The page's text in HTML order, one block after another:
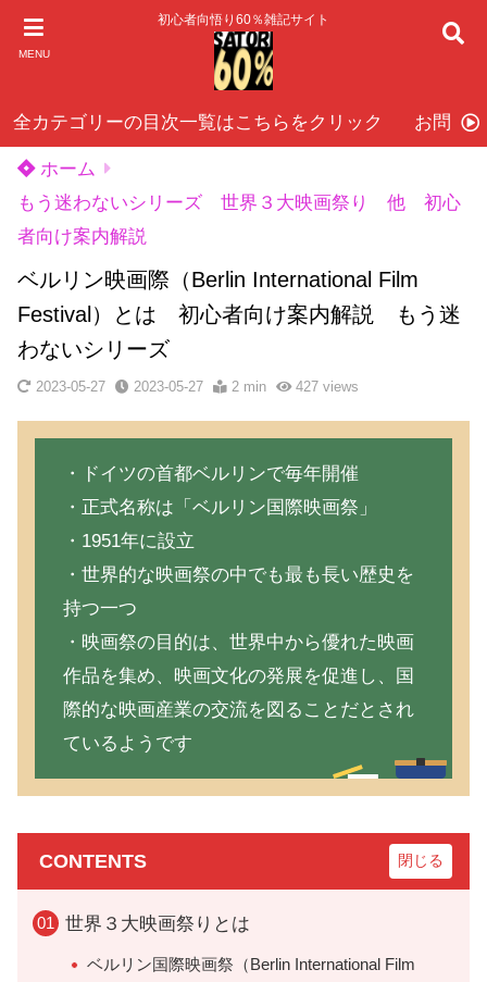
MENU
初心者向悟り60％雑記サイト
全カテゴリーの目次一覧はこちらをクリック お問い
ホーム
もう迷わないシリーズ 世界３大映画祭り 他 初心
者向け案内解説
ベルリン映画際（Berlin International Film
Festival）とは 初心者向け案内解説 もう迷
わないシリーズ
2023-05-27 2023-05-27 2 min 427views
・ドイツの首都ベルリンで毎年開催
・正式名称は「ベルリン国際映画祭」
・1951年に設立
・世界的な映画祭の中でも最も長い歴史を
持つ一つ
・映画祭の目的は、世界中から優れた映画
作品を集め、映画文化の発展を促進し、国
際的な映画産業の交流を図ることだとされ
ているようです
CONTENTS
世界３大映画祭りとは
ベルリン国際映画祭（Berlin International Film